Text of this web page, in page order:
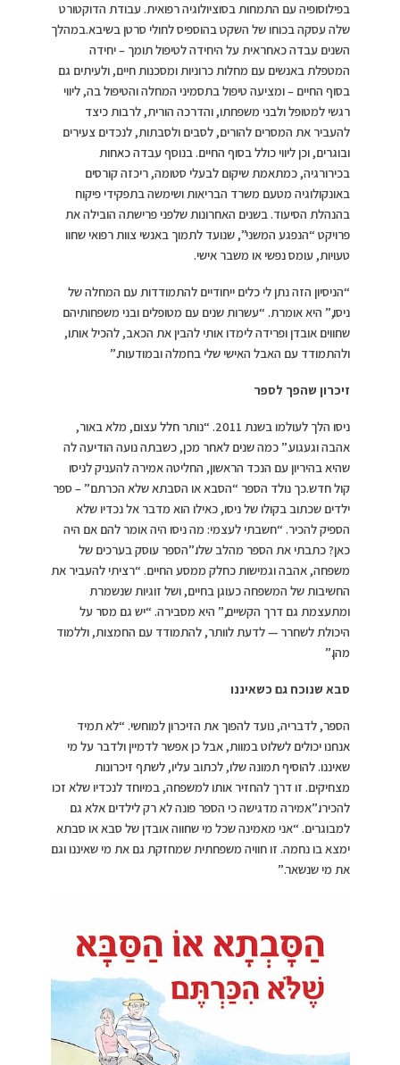
בפילוסופיה עם התמחות בסוציולוגיה רפואית. עבודת הדוקטורט
שלה עסקה בכוחו של השקט בהוספיס לחולי סרטן בשיבא.במהלך
השנים עבדה כאחראית על היחידה לטיפול תומך – יחידה
המטפלת באנשים עם מחלות כרוניות ומסכנות חיים, ולעיתים גם
בסוף החיים – ומציעה טיפול בתסמיני המחלה והטיפול בה, ליווי
רגשי למטופל ולבני משפחתו, והדרכה הורית, לרבות כיצד
להעביר את המסרים להורים, לסבים ולסבתות, לנכדים צעירים
ובוגרים, וכן ליווי כולל בסוף החיים. בנוסף עבדה כאחות
בכירורגיה, כמתאמת שיקום לבעלי סטומה, ריכזה קורסים
באונקולוגיה מטעם משרד הבריאות ושימשה בתפקידי פיקוח
בהנהלת הסיעוד. בשנים האחרונות שלפני פרישתה הובילה את
פרויקט “הנפגע המשני”, שנועד לתמוך באנשי צוות רפואי שחוו
טעויות, עומס נפשי או משבר אישי.
“הניסיון הזה נתן לי כלים ייחודיים להתמודדות עם המחלה של
ניסו,” היא אומרת. “עשרות שנים עם מטופלים ובני משפחותיהם
שחווים אובדן ופרידה לימדו אותי להבין את הכאב, להכיל אותו,
ולהתמודד עם האבל האישי שלי בחמלה ובמודעות.”
זיכרון שהפך לספר
ניסו הלך לעולמו בשנת 2011. “נותר חלל עצום, מלא באור,
אהבה וגעגוע.” כמה שנים לאחר מכן, כשבתה נועה הודיעה לה
שהיא בהיריון עם הנכד הראשון, החליטה אמירה להעניק לניסו
קול חדש.כך נולד הספר “הסבא או הסבתא שלא הכרתם” – ספר
ילדים שכתוב בקולו של ניסו, כאילו הוא מדבר אל נכדיו שלא
הספיק להכיר. “חשבתי לעצמי: מה ניסו היה אומר להם אם היה
כאן? כתבתי את הספר מהלב שלו.”הספר עוסק בערכים של
משפחה, אהבה וגמישות כחלק ממסע החיים. “רציתי להעביר את
החשיבות של המשפחה כעוגן בחיים, ושל זוגיות שנשמרת
ומתעצמת גם דרך הקשיים,” היא מסבירה. “יש גם מסר על
היכולת לשחרר — לדעת לוותר, להתמודד עם החמצות, וללמוד
מהן.”
סבא שנוכח גם כשאיננו
הספר, לדבריה, נועד להפוך את הזיכרון למוחשי. “לא תמיד
אנחנו יכולים לשלוט במוות, אבל כן אפשר לדמיין ולדבר על מי
שאיננו. להוסיף תמונה שלו, לכתוב עליו, לשתף זיכרונות
מצחיקים. זו דרך להחזיר אותו למשפחה, במיוחד לנכדיו שלא זכו
להכירו.”אמירה מדגישה כי הספר פונה לא רק לילדים אלא גם
למבוגרים. “אני מאמינה שכל מי שחווה אובדן של סבא או סבתא
ימצא בו נחמה. זו חוויה משפחתית שמחזקת גם את מי שאיננו וגם
את מי שנשאר.”